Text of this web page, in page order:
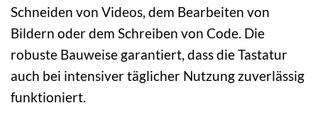
Schneiden von Videos, dem Bearbeiten von
Bildern oder dem Schreiben von Code. Die
robuste Bauweise garantiert, dass die Tastatur
auch bei intensiver täglicher Nutzung zuverlässig
funktioniert.